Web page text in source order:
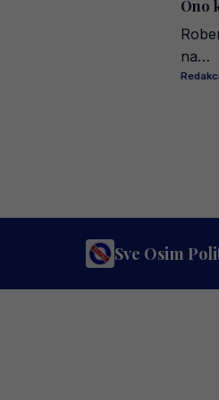
Ono
na…
Sve Osim